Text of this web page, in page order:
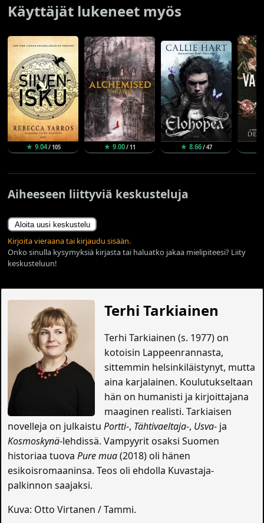
Käyttäjät lukeneet myös
★ 9.04/ 105 ★ 9.00/ 11 ★ 8.66/ 47
Aiheeseen liittyviä keskusteluja
Aloita uusi keskustelu
Kirjoita vieraana tai kirjaudu sisään.
Onko sinulla kysymyksiä kirjasta tai haluatko jakaa mielipiteesi? Liity
keskusteluun!
Terhi Tarkiainen
Terhi Tarkiainen (s. 1977) on
kotoisin Lappeenrannasta,
sittemmin helsinkiläistynyt, mutta
aina karjalainen. Koulutukseltaan
hän on humanisti ja kirjoittajana
maaginen realisti. Tarkiaisen
novelleja on julkaistuPortti-, Tähtivaeltaja-, Usva- ja
Kosmoskynä-lehdissä. Vampyyrit osaksi Suomen
historiaa tuovaPure mua(2018) oli hänen
esikoisromaaninsa. Teos oli ehdolla Kuvastaja-
palkinnon saajaksi.
Kuva: Otto Virtanen / Tammi.